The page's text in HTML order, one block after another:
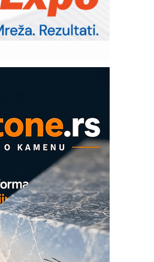
transformatora u
i vetroparkovima
na gradilištu- standard
Hybrid 1500 VDC
Management
podižu proizvodnju
oblika